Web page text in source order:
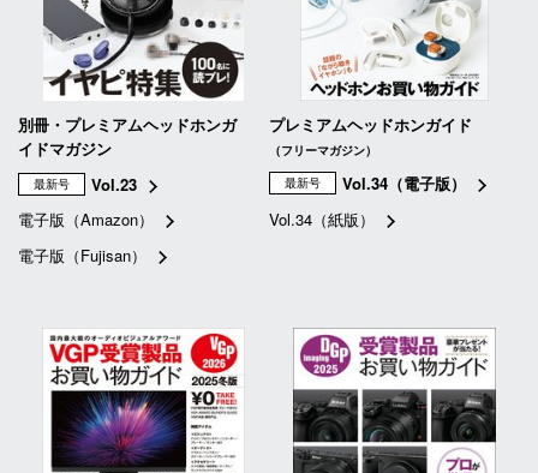
別冊・プレミアムヘッドホンガ
イドマガジン
最新号
Vol.23
電子版（Amazon）
電子版（Fujisan）
プレミアムヘッドホンガイド
（フリーマガジン）
最新号
Vol.34（電子版）
Vol.34（紙版）